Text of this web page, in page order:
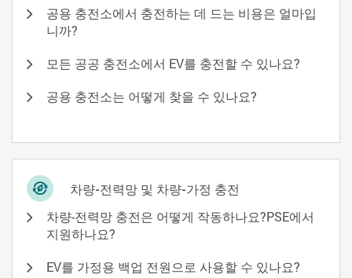
공용 충전소에서 충전하는 데 드는 비용은 얼마입
니까?
모든 공공 충전소에서 EV를 충전할 수 있나요?
공용 충전소는 어떻게 찾을 수 있나요?
차량-전력망 및 차량-가정 충전
차량-전력망 충전은 어떻게 작동하나요?PSE에서
지원하나요?
EV를 가정용 백업 전원으로 사용할 수 있나요?